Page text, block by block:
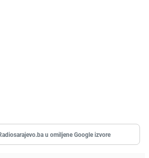
u omiljene Google izvore